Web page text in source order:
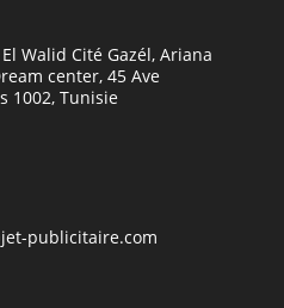
Walid Cité Gazél, Ariana
center, 45 Ave
1002, Tunisie
publicitaire.com